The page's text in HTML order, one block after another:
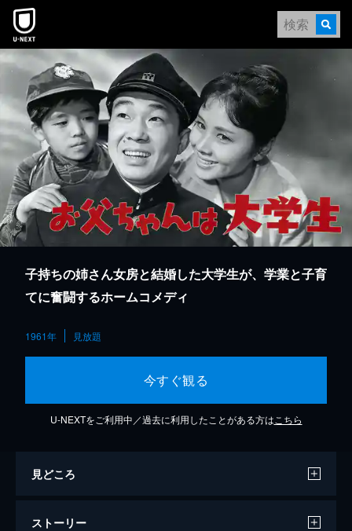
本文へスキップ
子持ちの姉さん女房と結婚した大学生が、学業と子育
てに奮闘するホームコメディ
1961年 見放題
今すぐ観る
U-NEXTをご利用中／過去に利用したことがある方は こちら
見どころ
ストーリー